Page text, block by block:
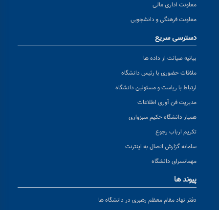
معاونت اداری مالی
معاونت فرهنگی و دانشجویی
دسترسی سریع
بیانیه صیانت از داده ها
ملاقات حضوری با رئیس دانشگاه
ارتباط با ریاست و مسئولین دانشگاه
مدیریت فن آوری اطلاعات
همیار دانشگاه حکیم سبزواری
تکریم ارباب رجوع
سامانه گزارش اتصال به اینترنت
مهمانسرای دانشگاه
پیوند ها
دفتر نهاد مقام معظم رهبری در دانشگاه ها